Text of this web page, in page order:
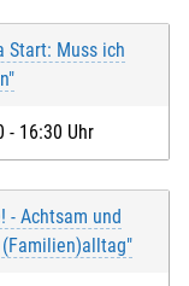
Start: Muss ich
- 16:30 Uhr
- Achtsam und